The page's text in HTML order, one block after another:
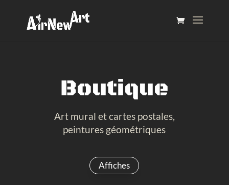
Boutique
Art mural et cartes postales,
peintures géométriques
Affiches